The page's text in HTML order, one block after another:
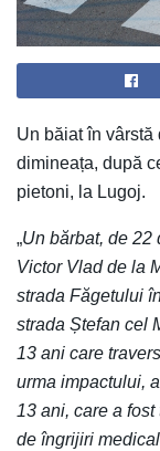
Un băiat în vârstă
dimineața, după
pietoni, la Lugoj.
„Un bărbat, de 22
Victor Vlad de la
strada Făgetului
strada Ștefan cel
13 ani care
urma impactului,
13 ani, care a
de îngrijiri